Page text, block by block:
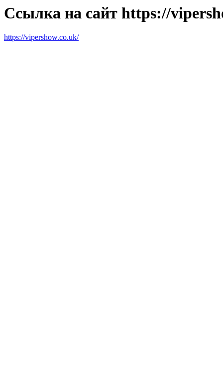
Ссылка на сайт https://
https://vipershow.co.uk/